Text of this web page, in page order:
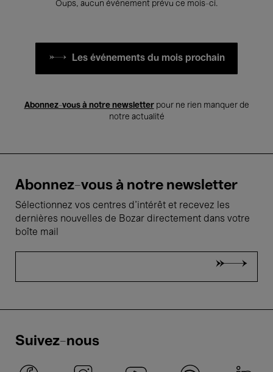
Oups, aucun événement prévu ce mois-ci.
Les événements du mois prochain
Abonnez-vous à notre newsletterpour ne rien manquer de
notre actualité
Abonnez-vous à notre newsletter
Sélectionnez vos centres d'intérêt et recevez les
dernières nouvelles de Bozar directement dans votre
boîte mail
Suivez-nous